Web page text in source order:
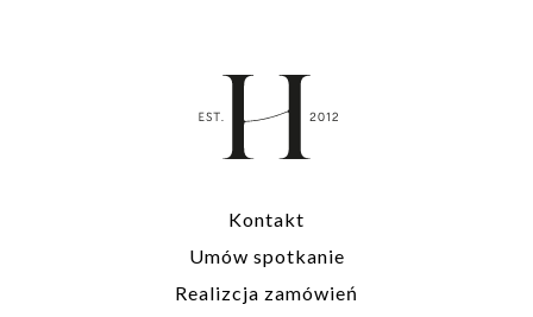
Kontakt
Umów spotkanie
Realizcja zamówień